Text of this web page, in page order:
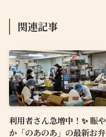
関連記事
利用者さん急増中！✨ 賑や
か「のあのあ」の最新お弁